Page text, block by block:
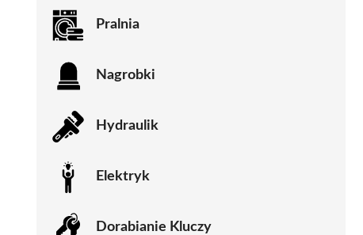
Pralnia
Nagrobki
Hydraulik
Elektryk
Dorabianie Kluczy